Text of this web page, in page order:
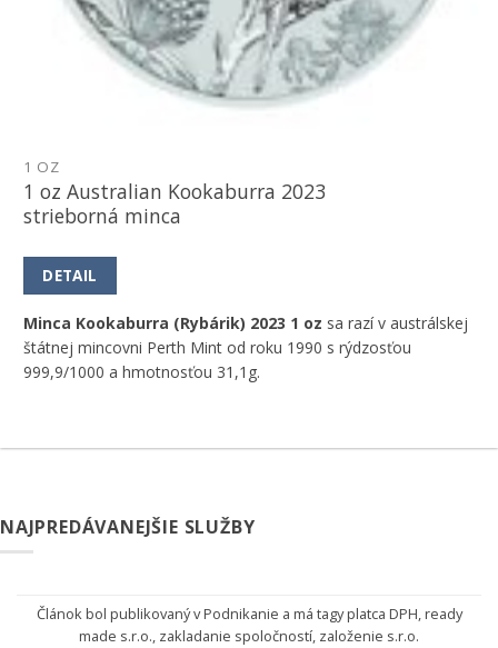
1 OZ
1 oz Australian Kookaburra 2023
strieborná minca
DETAIL
Minca Kookaburra (Rybárik) 2023 1 oz sa razí v austrálskej
štátnej mincovni Perth Mint od roku 1990 s rýdzosťou
999,9/1000 a hmotnosťou 31,1g.
NAJPREDÁVANEJŠIE SLUŽBY
Článok bol publikovaný vPodnikanie a má tagyplatca DPH,ready
made s.r.o., zakladanie spoločností, založenie s.r.o.